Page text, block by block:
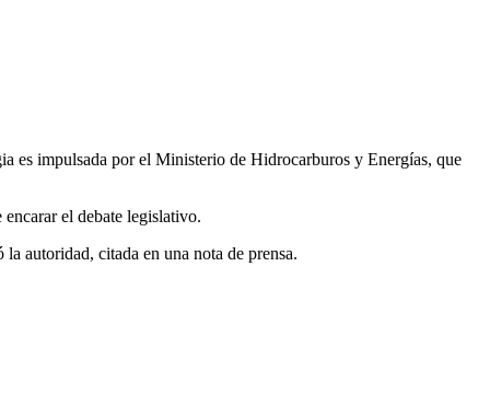
es impulsada por el Ministerio de Hidrocarburos y Energías, que
el debate legislativo.
autoridad, citada en una nota de prensa.